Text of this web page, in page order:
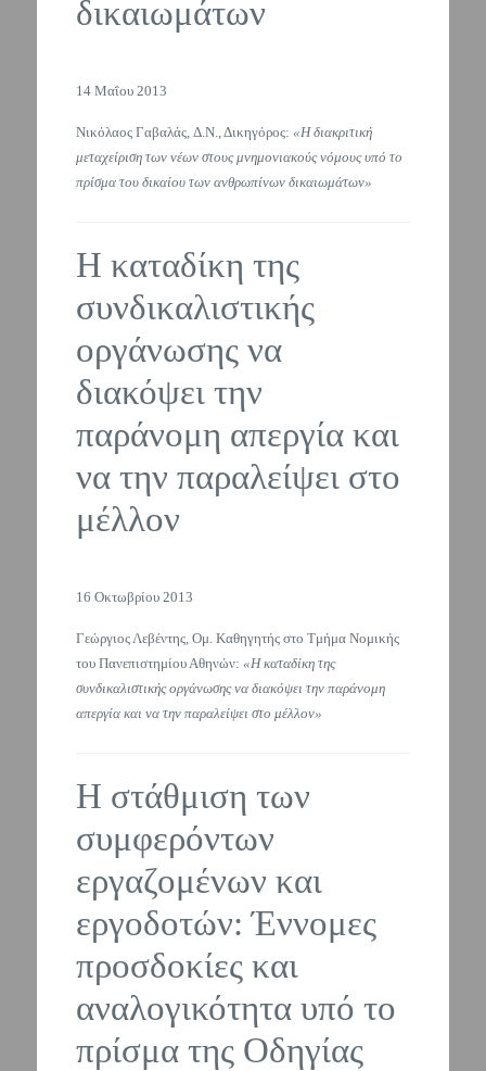
δικαιωμάτων
14 Μαΐου 2013
Νικόλαος Γαβαλάς, Δ.Ν., Δικηγόρος: «Η διακριτική
μεταχείριση των νέων στους μνημονιακούς νόμους υπό το
πρίσμα του δικαίου των ανθρωπίνων δικαιωμάτων»
Η καταδίκη της
συνδικαλιστικής
οργάνωσης να
διακόψει την
παράνομη απεργία και
να την παραλείψει στο
μέλλον
16 Οκτωβρίου 2013
Γεώργιος Λεβέντης, Ομ. Καθηγητής στο Τμήμα Νομικής
του Πανεπιστημίου Αθηνών: «Η καταδίκη της
συνδικαλιστικής οργάνωσης να διακόψει την παράνομη
απεργία και να την παραλείψει στο μέλλον»
Η στάθμιση των
συμφερόντων
εργαζομένων και
εργοδοτών: Έννομες
προσδοκίες και
αναλογικότητα υπό το
πρίσμα της Οδηγίας